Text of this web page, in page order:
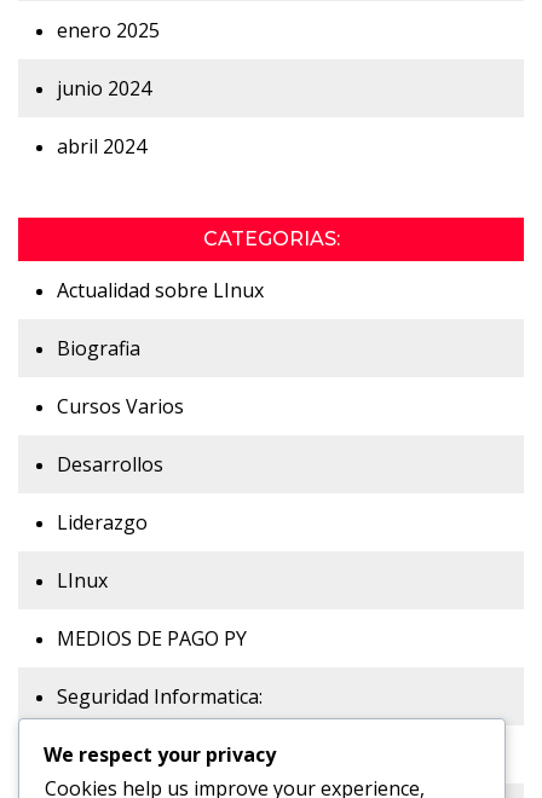
enero 2025
junio 2024
abril 2024
CATEGORIAS:
Actualidad sobre LInux
Biografia
Cursos Varios
Desarrollos
Liderazgo
LInux
MEDIOS DE PAGO PY
Seguridad Informatica:
Sitios Web:
We respect your privacy
Cookies help us improve your experience,